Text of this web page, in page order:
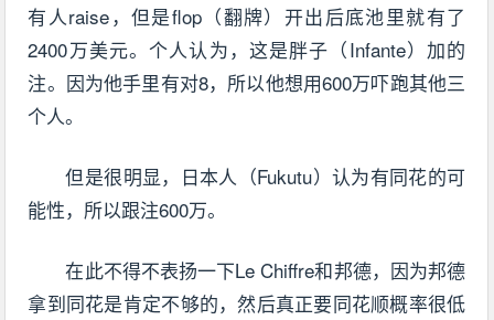
有人raise，但是flop（翻牌）开出后底池里就有了
2400万美元。个人认为，这是胖子（Infante）加的
注。因为他手里有对8，所以他想用600万吓跑其他三
个人。
但是很明显，日本人（Fukutu）认为有同花的可
能性，所以跟注600万。
在此不得不表扬一下Le Chiffre和邦德，因为邦德
拿到同花是肯定不够的，然后真正要同花顺概率很低